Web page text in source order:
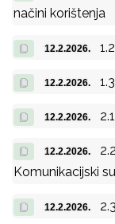
načini korištenja
12.2.2026.
12.2.2026.
12.2.2026.
12.2.2026.
Komunikacijski
12.2.2026.